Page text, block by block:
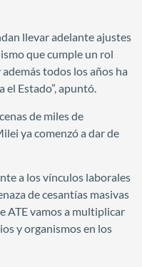
llevar adelante ajustes
que cumple un rol
todos los años ha
Estado”, apuntó.
de miles de
ya comenzó a dar de
a los vínculos laborales
de cesantías masivas
ATE vamos a multiplicar
y organismos en los